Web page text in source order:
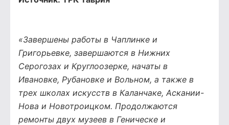
«Завершены работы в Чаплинке и
Григорьевке, завершаются в Нижних
Серогозах и Круглоозерке, начаты в
Ивановке, Рубановке и Вольном, а также в
трех школах искусств в Каланчаке, Аскании-
Нова и Новотроицком. Продолжаются
ремонты двух музеев в Геническе и